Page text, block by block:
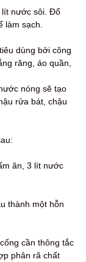
lít nước sôi. Đổ
làm sạch.
dùng bởi công
răng, áo quần,
nóng sẽ tạo
rửa bát, chậu
ăn, 3 lít nước
thành một hỗn
cần thông tắc
phân rã chất